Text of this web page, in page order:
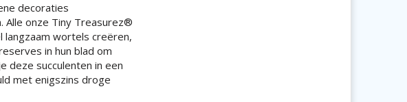
decoraties
Alle onze Tiny Treasurez®
langzaam wortels creëren,
in hun blad om
deze succulenten in een
met enigszins droge